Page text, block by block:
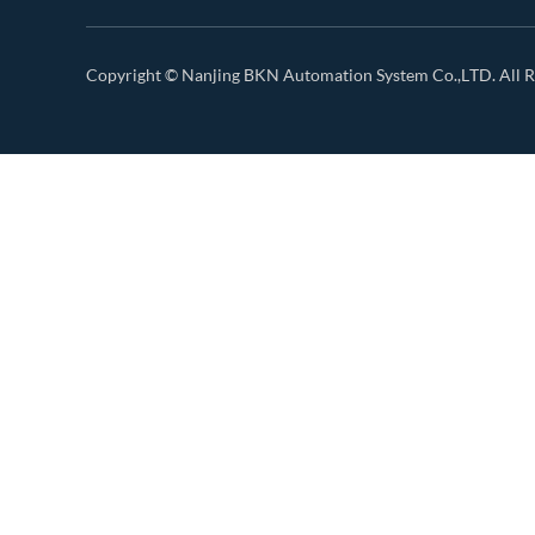
Copyright © Nanjing BKN Automation System Co.,LTD.All